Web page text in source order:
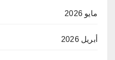
مايو 2026
أبريل 2026